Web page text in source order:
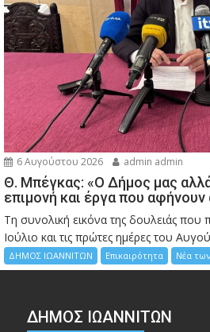
6 Αυγούστου 2026 admin admin
Θ. Μπέγκας: «Ο Δήμος μας
επιμονή και έργα που
Τη συνολική εικόνα της δουλειάς που
Ιούλιο και τις πρώτες ημέρες του
ΔΗΜΟΣ ΙΩΑΝΝΙΤΩΝ Επικαιρότητα Νέα
ΔΗΜΟΣ ΙΩΑΝΝΙΤΩΝ